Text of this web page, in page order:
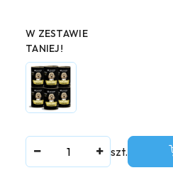
Wariant
W ZESTAWIE
TANIEJ!
szt.